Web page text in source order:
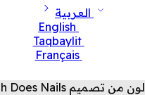
العربية
English
Taqbaylit
Français